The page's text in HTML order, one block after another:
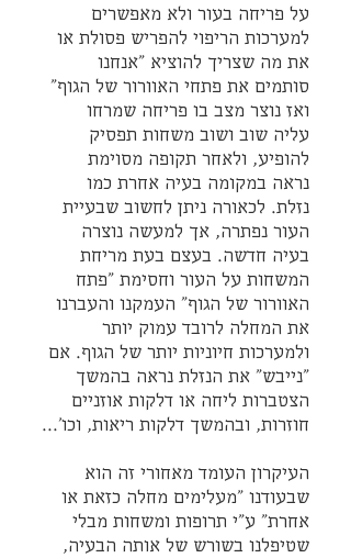
על פריחה בעור ולא מאפשרים
למערכות הריפוי להפריש פסולת או
את מה שצריך להוציא "אנחנו
סותמים את פתחי האוורור של הגוף"
ואז נוצר מצב בו פריחה שמרחו
עליה שוב ושוב משחות תפסיק
להופיע, ולאחר תקופה מסוימת
נראה במקומה בעיה אחרת כמו
נזלת. לכאורה ניתן לחשוב שבעיית
העור נפתרה, אך למעשה נוצרה
בעיה חדשה. בעצם בעת מריחת
המשחות על העור וחסימת "פתח
האוורור של הגוף" העמקנו והעברנו
את המחלה לרובד עמוק יותר
ולמערכות חיוניות יותר של הגוף. אם
"נייבש" את הנזלת נראה בהמשך
הצטברות ליחה או דלקות אוזניים
חוזרות, ובהמשך דלקות ריאות, וכו'...
העיקרון העומד מאחורי זה הוא
שבעודנו "מעלימים מחלה כזאת או
אחרת" ע"י תרופות ומשחות מבלי
שטיפלנו בשורש של אותה הבעיה,